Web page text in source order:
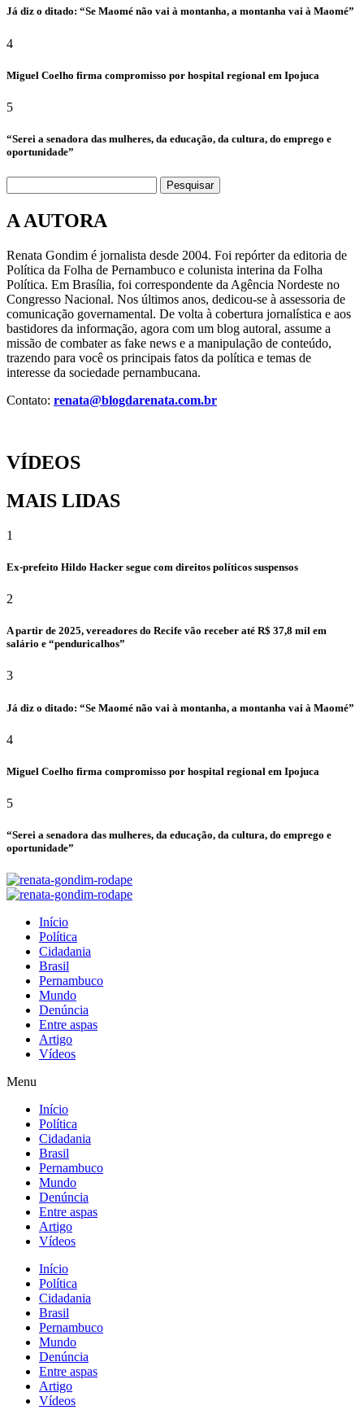
Já diz o ditado: “Se Maomé não vai à montanha, a montanha vai à Maomé”
4
Miguel Coelho firma compromisso por hospital regional em Ipojuca
5
“Serei a senadora das mulheres, da educação, da cultura, do emprego e
oportunidade”
Pesquisar
A AUTORA
Renata Gondim é jornalista desde 2004. Foi repórter da editoria de
Política da Folha de Pernambuco e colunista interina da Folha
Política. Em Brasília, foi correspondente da Agência Nordeste no
Congresso Nacional. Nos últimos anos, dedicou-se à assessoria de
comunicação governamental. De volta à cobertura jornalística e aos
bastidores da informação, agora com um blog autoral, assume a
missão de combater as fake news e a manipulação de conteúdo,
trazendo para você os principais fatos da política e temas de
interesse da sociedade pernambucana.
Contato: renata@blogdarenata.com.br
VÍDEOS
MAIS LIDAS
1
Ex-prefeito Hildo Hacker segue com direitos políticos suspensos
2
A partir de 2025, vereadores do Recife vão receber até R$ 37,8 mil em
salário e “penduricalhos”
3
Já diz o ditado: “Se Maomé não vai à montanha, a montanha vai à Maomé”
4
Miguel Coelho firma compromisso por hospital regional em Ipojuca
5
“Serei a senadora das mulheres, da educação, da cultura, do emprego e
oportunidade”
Início
Política
Cidadania
Brasil
Pernambuco
Mundo
Denúncia
Entre aspas
Artigo
Vídeos
Menu
Início
Política
Cidadania
Brasil
Pernambuco
Mundo
Denúncia
Entre aspas
Artigo
Vídeos
Início
Política
Cidadania
Brasil
Pernambuco
Mundo
Denúncia
Entre aspas
Artigo
Vídeos